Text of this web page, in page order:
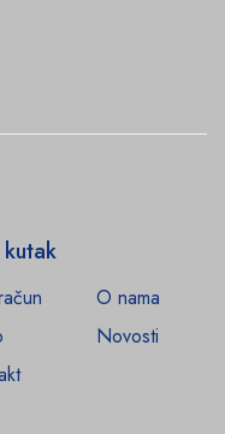
O nama
Novosti